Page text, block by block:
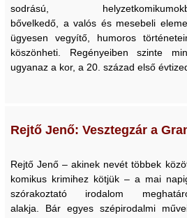
sodrású,
bővelkedő, a valós és mesebeli
ügyesen vegyítő, humoros
köszönheti. Regényeiben szinte
ugyanaz a kor, a 20. század első
Rejtő Jenő: Vesztegzár a
Rejtő Jenő – akinek nevét többek
komikus krimihez kötjük – a mai
szórakoztató irodalom
alakja. Bár egyes szépirodalmi